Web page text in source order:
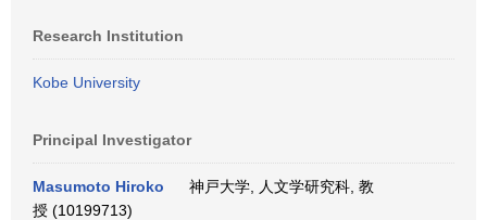
Research Institution
Kobe University
Principal Investigator
Masumoto Hiroko
神戸大学, 人文学研究科, 教
授 (10199713)